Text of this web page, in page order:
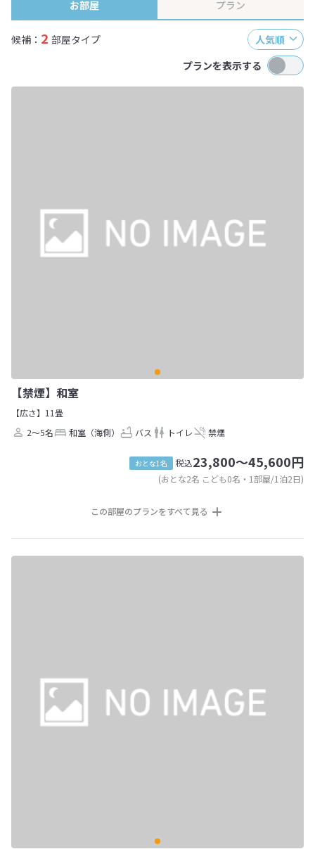
お部屋 プラン
候補： 2 部屋タイプ
人気順
プランを表示する
【禁煙】和室
【広さ】11畳
2～5名
和室（海側） バス トイレ 禁煙
おとな1名 税込23,800～45,600円
(おとな2名 こども0名・1部屋/1泊2日)
この部屋のプランをすべて見る